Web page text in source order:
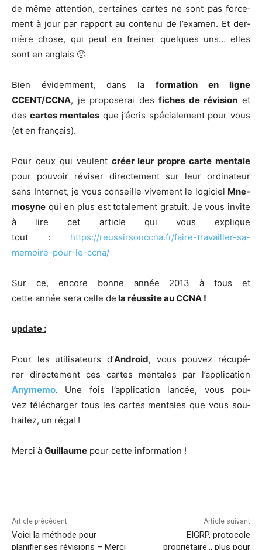
de même atten­tion, cer­taines cartes ne sont pas for­ce­
ment à jour par rap­port au conte­nu de l’exa­men. Et der­
nière chose, qui peut en frei­ner quelques uns… elles
sont en anglais 🙁
Bien évi­dem­ment, dans la for­ma­tion en ligne
CCENT/CCNA, je pro­po­se­rai desfiches de révi­sion et
des cartes men­tales que j’é­cris spé­cia­le­ment pour vous
(et en français).
Pour ceux qui veulent créer leur propre carte men­tale
pour pou­voir révi­ser direc­te­ment sur leur ordi­na­teur
sans Inter­net, je vous conseille vive­ment le logi­ciel Mne­
mo­syne qui en plus est tota­le­ment gra­tuit. Je vous invite
à lire cet article qui vous explique
tout : https://reussirsonccna.fr/faire-travailler-sa-
memoire-pour-le-ccna/
Sur ce, encore bonne année 2013 à tous et
cette année sera celle de la réus­site au CCNA !
update :
Pour les uti­li­sa­teurs d’Android, vous pou­vez récu­pé­
rer direc­te­ment ces cartes men­tales par l’ap­pli­ca­tion
Any­me­mo. Une fois l’ap­pli­ca­tion lan­cée, vous pou­
vez télé­char­ger tous les cartes men­tales que vous sou­
hai­tez, un régal !
Mer­ci à Guillaume pour cette information !
Article précédent
Voici la méthode pour
planifier ses révisions – Merci
Article suivant
EIGRP, protocole
propriétaire… plus pour